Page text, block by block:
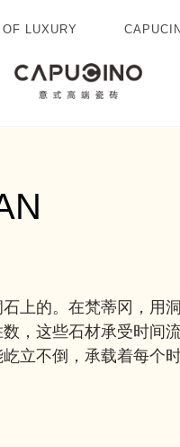
LUXURY
上的。在梵蒂冈，用
，这些石材承受时间
立不倒，承载着每个